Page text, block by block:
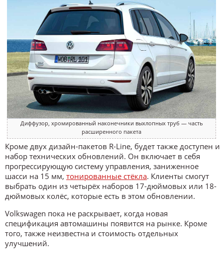
Диффузор, хромированный наконечники выхлопных труб — часть
расширенного пакета
Кроме двух дизайн-пакетов R-Line, будет также доступен и
набор технических обновлений. Он включает в себя
прогрессирующую систему управления, заниженное
шасси на 15 мм, тонированные стёкла. Клиенты смогут
выбрать один из четырёх наборов 17-дюймовых или 18-
дюймовых колёс, которые есть в этом обновлении.
Volkswagen пока не раскрывает, когда новая
спецификация автомашины появится на рынке. Кроме
того, также неизвестна и стоимость отдельных
улучшений.